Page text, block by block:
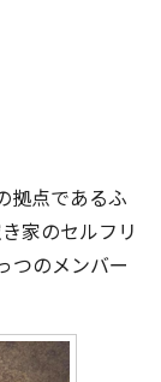
拠点であるふ
家のセルフリ
つのメンバー